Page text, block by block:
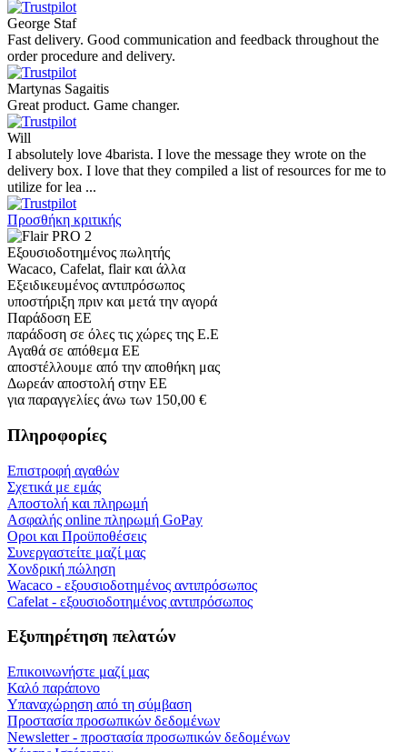
George Staf
Fast delivery. Good communication and feedback throughout the
order procedure and delivery.
Martynas Sagaitis
Great product. Game changer.
Will
I absolutely love 4barista. I love the message they wrote on the
delivery box. I love that they compiled a list of resources for me to
utilize for lea ...
Προσθήκη κριτικής
Εξουσιοδοτημένος πωλητής
Wacaco, Cafelat, flair και άλλα
Εξειδικευμένος αντιπρόσωπος
υποστήριξη πριν και μετά την αγορά
Παράδοση ΕΕ
παράδοση σε όλες τις χώρες της Ε.Ε
Αγαθά σε απόθεμα ΕΕ
αποστέλλουμε από την αποθήκη μας
Δωρεάν αποστολή στην ΕΕ
για παραγγελίες άνω των 150,00 €
Πληροφορίες
Επιστροφή αγαθών
Σχετικά με εμάς
Αποστολή και πληρωμή
Ασφαλής online πληρωμή GoPay
Οροι και Προϋποθέσεις
Συνεργαστείτε μαζί μας
Χονδρική πώληση
Wacaco - εξουσιοδοτημένος αντιπρόσωπος
Cafelat - εξουσιοδοτημένος αντιπρόσωπος
Εξυπηρέτηση πελατών
Επικοινωνήστε μαζί μας
Καλό παράπονο
Υπαναχώρηση από τη σύμβαση
Προστασία προσωπικών δεδομένων
Newsletter - προστασία προσωπικών δεδομένων